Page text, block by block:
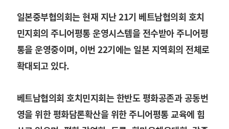
일본중부협의회는 현재 지난 21기 베트남협의회 호치
민지회의 주니어평통 운영시스템을 전수받아 주니어평
통을 운영중이며, 이번 22기에는 일본 지역회의 전체로
확대되고 있다.
베트남협의회 호치민지회는 한반도 평화공존과 공동번
영을 위한 평화담론확산을 위한 주니어평통 교육에 힘